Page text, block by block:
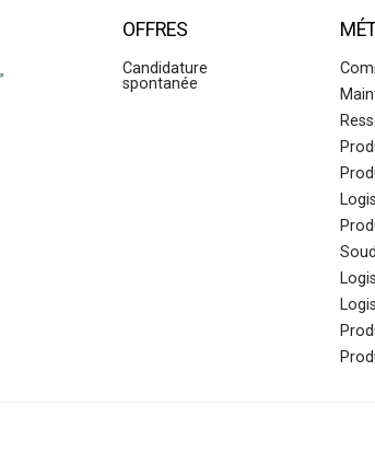
OFFRES
Candidature
spontanée